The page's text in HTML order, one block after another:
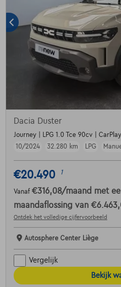
Dacia Duster
Journey | LPG 1.0 Tce 90cv |
10/2024
32.280 km LPG
€20.490 1
Vanaf €316,08/maand met
maandaflossing van
Ontdek het volledige cijfervoorbeeld
Autosphere Center Liège
Vergelijk
Bekijk